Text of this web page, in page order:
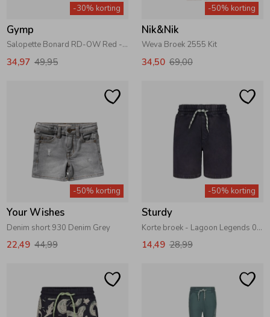
-30% korting
Gymp
Salopette Bonard RD-OW Red - Off White
34,97 49,95
-50% korting
Nik&Nik
Weva Broek 2555 Kit
34,50 69,00
-50% korting
Your Wishes
Denim short 930 Denim Grey
22,49 44,99
-50% korting
Sturdy
Korte broek - Lagoon Legends 070 Indigo
14,49 28,99